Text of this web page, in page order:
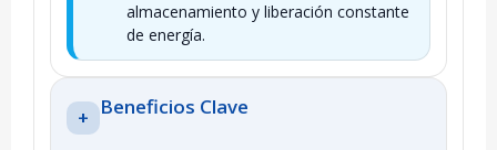
almacenamiento y liberación constante
de energía.
+ Beneficios Clave